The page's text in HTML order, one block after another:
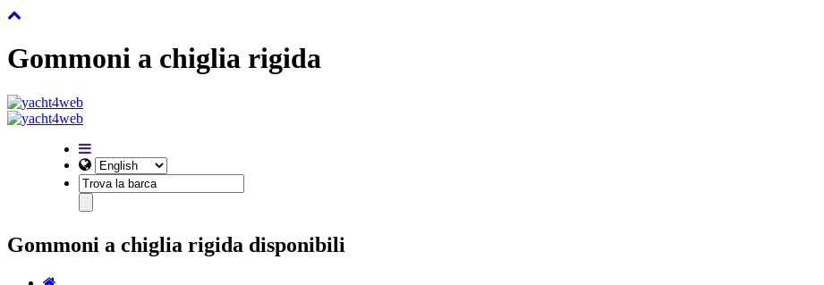
Gommoni a chiglia rigida
Gommoni a chiglia rigida disponibili